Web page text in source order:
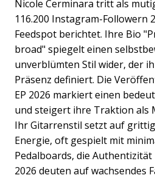
Nicole Cerminara tritt als
116.200 Instagram-Followern
Feedspot berichtet. Ihre Bio
broad" spiegelt einen
unverblümten Stil wider, der
Präsenz definiert. Die
EP 2026 markiert einen
und steigert ihre Traktion als
Ihr Gitarrenstil setzt auf
Energie, oft gespielt mit
Pedalboards, die
2026 deuten auf wachsendes